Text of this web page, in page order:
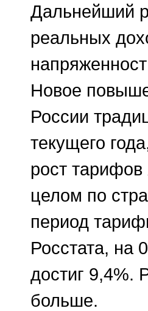
Дальнейший
реальных
Новое
России
текущего
рост
целом по
период
Росстата, на
достиг
больше.